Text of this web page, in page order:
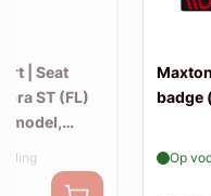
| Seat
ST (FL)
model,
badge
Op